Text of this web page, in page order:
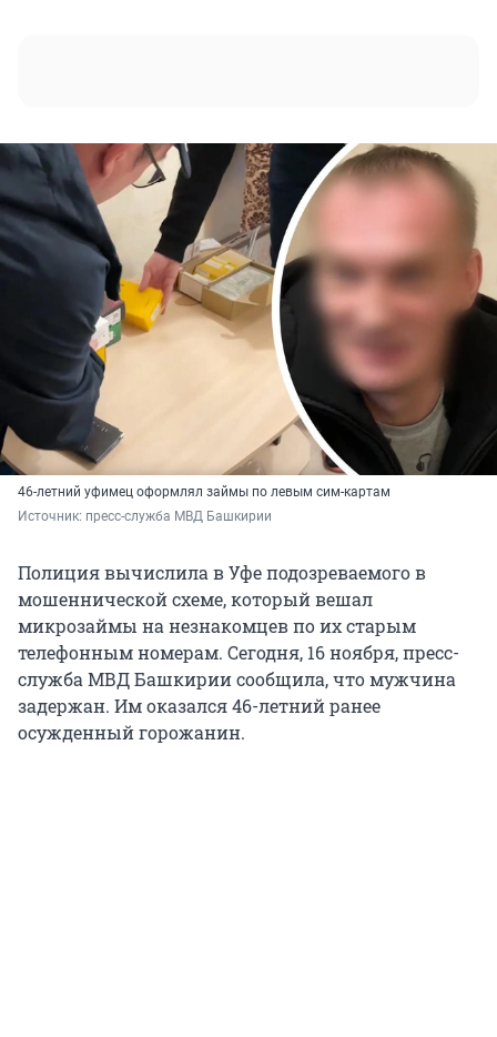
46-летний уфимец оформлял займы по левым сим-картам
Источник: пресс-служба МВД Башкирии
Полиция вычислила в Уфе подозреваемого в
мошеннической схеме, который вешал
микрозаймы на незнакомцев по их старым
телефонным номерам. Сегодня, 16 ноября, пресс-
служба МВД Башкирии сообщила, что мужчина
задержан. Им оказался 46-летний ранее
осужденный горожанин.